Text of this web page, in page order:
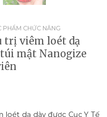
PHẨM CHỨC NĂNG
trị viêm loét dạ
mật Nanogize
dạ dày được Cục Y Tế